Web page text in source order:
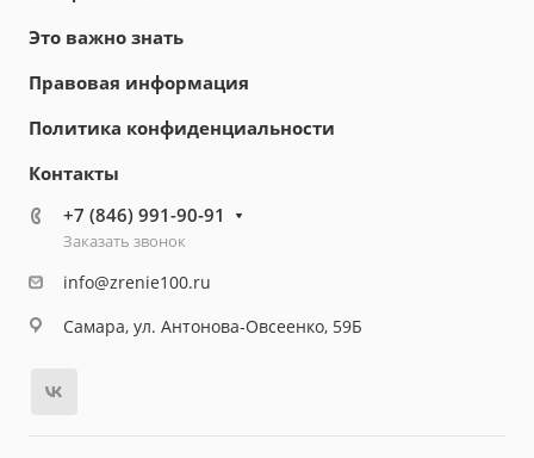
Это важно знать
Правовая информация
Политика конфиденциальности
Контакты
+7 (846) 991-90-91
Заказать звонок
info@zrenie100.ru
Самара, ул. Антонова-Овсеенко, 59Б